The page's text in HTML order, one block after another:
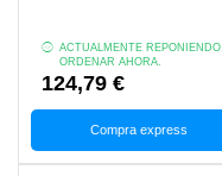
ACTUALMENTE REPONIENDO,
ORDENAR AHORA.
124,79 €
Compra express